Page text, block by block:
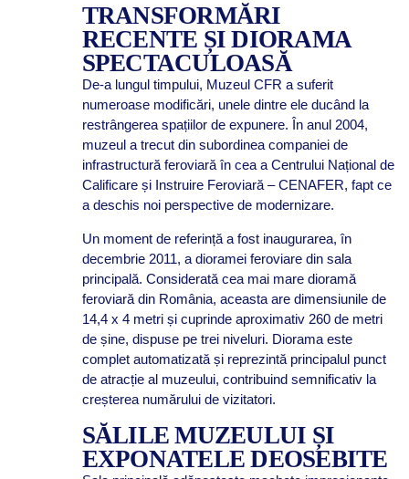
TRANSFORMĂRI
RECENTE ȘI DIORAMA
SPECTACULOASĂ
De-a lungul timpului, Muzeul CFR a suferit
numeroase modificări, unele dintre ele ducând la
restrângerea spațiilor de expunere. În anul 2004,
muzeul a trecut din subordinea companiei de
infrastructură feroviară în cea a Centrului Național de
Calificare și Instruire Feroviară – CENAFER, fapt ce
a deschis noi perspective de modernizare.
Un moment de referință a fost inaugurarea, în
decembrie 2011, a dioramei feroviare din sala
principală. Considerată cea mai mare dioramă
feroviară din România, aceasta are dimensiunile de
14,4 x 4 metri și cuprinde aproximativ 260 de metri
de șine, dispuse pe trei niveluri. Diorama este
complet automatizată și reprezintă principalul punct
de atracție al muzeului, contribuind semnificativ la
creșterea numărului de vizitatori.
SĂLILE MUZEULUI ȘI
EXPONATELE DEOSEBITE